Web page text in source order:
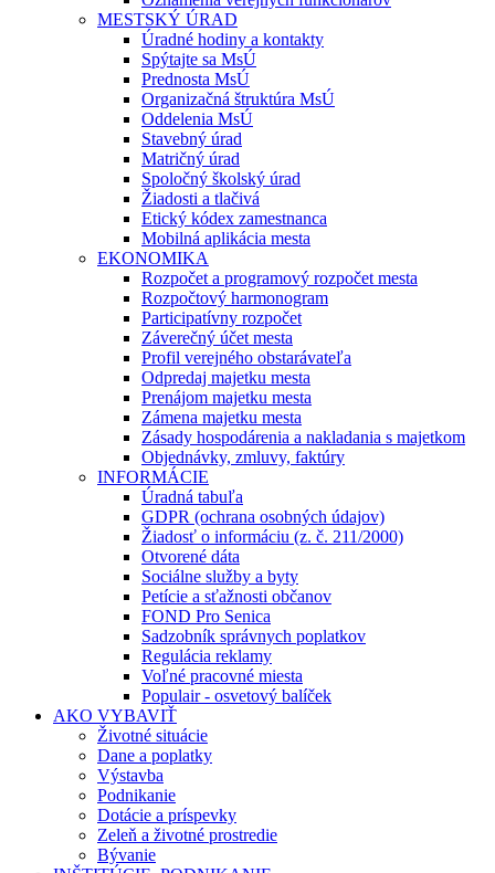
MESTSKÝ ÚRAD
Úradné hodiny a kontakty
Spýtajte sa MsÚ
Prednosta MsÚ
Organizačná štruktúra MsÚ
Oddelenia MsÚ
Stavebný úrad
Matričný úrad
Spoločný školský úrad
Žiadosti a tlačivá
Etický kódex zamestnanca
Mobilná aplikácia mesta
EKONOMIKA
Rozpočet a programový rozpočet mesta
Rozpočtový harmonogram
Participatívny rozpočet
Záverečný účet mesta
Profil verejného obstarávateľa
Odpredaj majetku mesta
Prenájom majetku mesta
Zámena majetku mesta
Zásady hospodárenia a nakladania s majetkom
Objednávky, zmluvy, faktúry
INFORMÁCIE
Úradná tabuľa
GDPR (ochrana osobných údajov)
Žiadosť o informáciu (z. č. 211/2000)
Otvorené dáta
Sociálne služby a byty
Petície a sťažnosti občanov
FOND Pro Senica
Sadzobník správnych poplatkov
Regulácia reklamy
Voľné pracovné miesta
Populair - osvetový balíček
AKO VYBAVIŤ
Životné situácie
Dane a poplatky
Výstavba
Podnikanie
Dotácie a príspevky
Zeleň a životné prostredie
Bývanie